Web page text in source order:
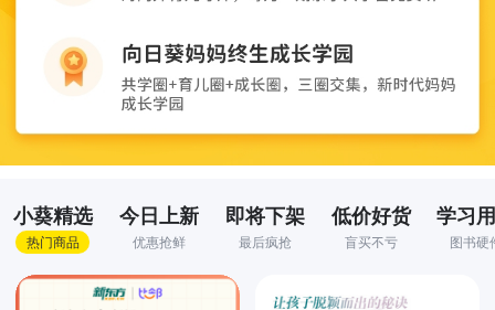
小葵精选
热门商品
今日上新
优惠抢鲜
即将下架
最后疯抢
低价好货
盲买不亏
学习
图书硬